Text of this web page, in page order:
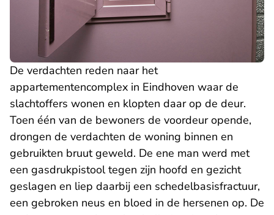
De verdachten reden naar het
appartementencomplex in Eindhoven waar de
slachtoffers wonen en klopten daar op de deur.
Toen één van de bewoners de voordeur opende,
drongen de verdachten de woning binnen en
gebruikten bruut geweld. De ene man werd met
een gasdrukpistool tegen zijn hoofd en gezicht
geslagen en liep daarbij een schedelbasisfractuur,
een gebroken neus en bloed in de hersenen op. De